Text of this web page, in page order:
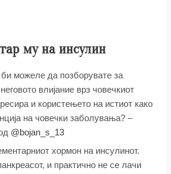
му на инсулин
можеле да позборувате за
влијание врз човечкиот
и користењето на истиот како
на човечки заболувања? –
@bojan_s_13
хормон на инсулинот.
и практично не се лачи